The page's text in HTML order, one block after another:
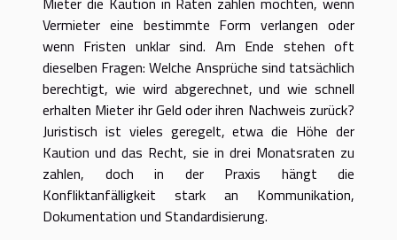
Vermieter eine bestimmte Form verlangen oder
wenn Fristen unklar sind. Am Ende stehen oft
dieselben Fragen: Welche Ansprüche sind tatsächlich
berechtigt, wie wird abgerechnet, und wie schnell
erhalten Mieter ihr Geld oder ihren Nachweis zurück?
Juristisch ist vieles geregelt, etwa die Höhe der
Kaution und das Recht, sie in drei Monatsraten zu
zahlen, doch in der Praxis hängt die
Konfliktanfälligkeit stark an Kommunikation,
Dokumentation und Standardisierung.